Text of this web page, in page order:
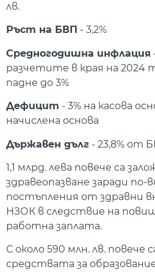
лв.
Ръст на БВП - 3,2%
Средногодишна инфлация
разчетите в края на 2024
падне до 3%
Дефицит - 3% на касова
начислена основа
Държавен дълг - 23,8% от
1,1 млрд. лева повече са
здравеопазване заради по-
постъпления от здравни
НЗОК в следствие на
работна заплата.
С около 590 млн. лв. повече
средствата за